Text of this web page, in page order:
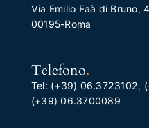
Via Emilio Faà di Bruno, 4
00195-Roma
Telefono.
Tel: (+39) 06.3723102,
(+39) 06.3700089